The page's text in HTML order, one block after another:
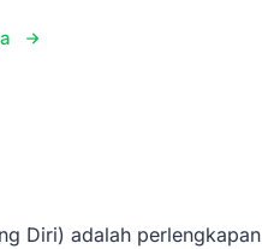
Diri) adalah perlengkapan